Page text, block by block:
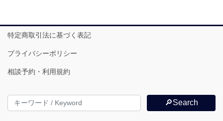
特定商取引法に基づく表記
プライバシーポリシー
相談予約・利用規約
🔎Search